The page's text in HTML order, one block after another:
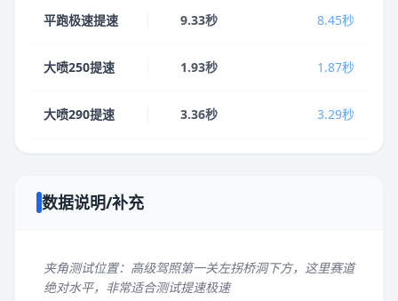
平跑极速提速 9.33秒 8.45秒
大喷250提速 1.93秒 1.87秒
大喷290提速 3.36秒 3.29秒
数据说明/补充
夹角测试位置：高级驾照第一关左拐桥洞下方，这里赛道
绝对水平，非常适合测试提速极速